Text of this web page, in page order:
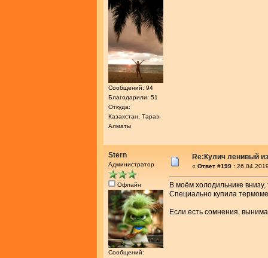
Сообщений: 94
Благодарили: 51
Откуда:
Казахстан, Тараз-
Алматы
Stern
Администратор
Офлайн
Сообщений:
Re:Кулич ленивый
« Ответ #199 :
В моём холодильнике внизу,
Специально купила
Если есть сомнения,